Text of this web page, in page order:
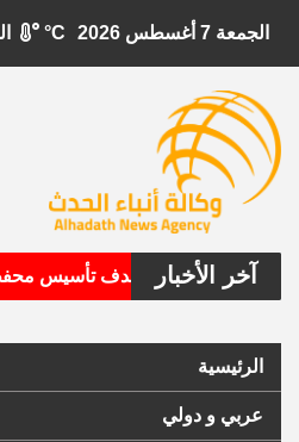
الجمعة 7 أغسطس 2026 °C
آخر الأخبار
الأمريكية تستهدف تأسيس محفظة
الرئيسية
عربي و دولي